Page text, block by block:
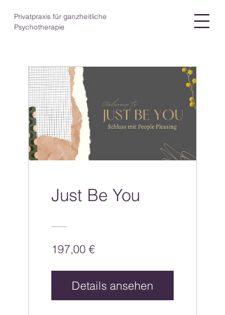
Privatpraxis für ganzheitliche
Psychotherapie
Just Be You
197,00 €
Details ansehen